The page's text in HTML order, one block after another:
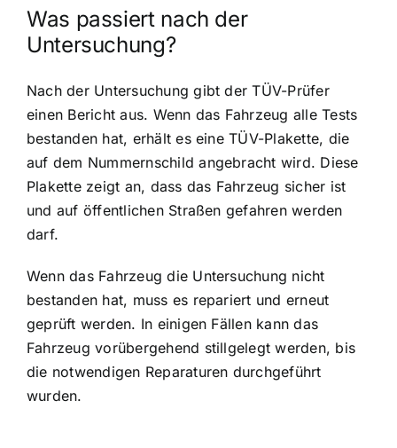
Was passiert nach der
Untersuchung?
Nach der Untersuchung gibt der TÜV-Prüfer
einen Bericht aus. Wenn das Fahrzeug alle Tests
bestanden hat, erhält es eine TÜV-Plakette, die
auf dem Nummernschild angebracht wird. Diese
Plakette zeigt an, dass das Fahrzeug sicher ist
und auf öffentlichen Straßen gefahren werden
darf.
Wenn das Fahrzeug die Untersuchung nicht
bestanden hat, muss es repariert und erneut
geprüft werden. In einigen Fällen kann das
Fahrzeug vorübergehend stillgelegt werden, bis
die notwendigen Reparaturen durchgeführt
wurden.